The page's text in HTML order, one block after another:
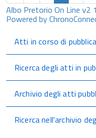
Albo Pretorio On Line v2
Powered by
Atti in corso di
Ricerca degli atti in
Archivio degli atti
Ricerca nell'archivio